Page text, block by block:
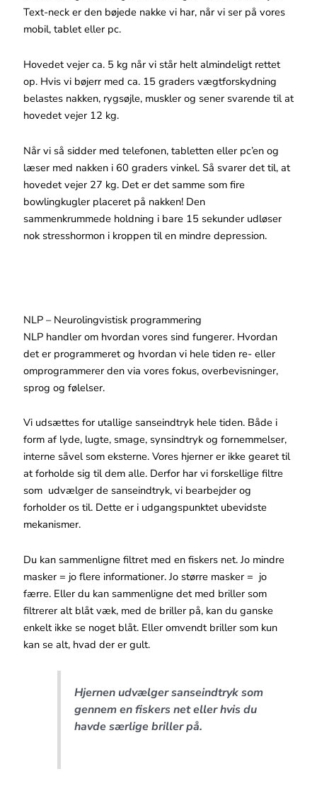
Text-neck er den bøjede nakke vi har, når vi ser på vores
mobil, tablet eller pc.
Hovedet vejer ca. 5 kg når vi står helt almindeligt rettet
op. Hvis vi bøjerr med ca. 15 graders vægtforskydning
belastes nakken, rygsøjle, muskler og sener svarende til at
hovedet vejer 12 kg.
Når vi så sidder med telefonen, tabletten eller pc’en og
læser med nakken i 60 graders vinkel. Så svarer det til, at
hovedet vejer 27 kg. Det er det samme som fire
bowlingkugler placeret på nakken! Den
sammenkrummede holdning i bare 15 sekunder udløser
nok stresshormon i kroppen til en mindre depression.
NLP – Neurolingvistisk programmering
NLP handler om hvordan vores sind fungerer. Hvordan
det er programmeret og hvordan vi hele tiden re- eller
omprogrammerer den via vores fokus, overbevisninger,
sprog og følelser.
Vi udsættes for utallige sanseindtryk hele tiden. Både i
form af lyde, lugte, smage, synsindtryk og fornemmelser,
interne såvel som eksterne. Vores hjerner er ikke gearet til
at forholde sig til dem alle. Derfor har vi forskellige filtre
som udvælger de sanseindtryk, vi bearbejder og
forholder os til. Dette er i udgangspunktet ubevidste
mekanismer.
Du kan sammenligne filtret med en fiskers net. Jo mindre
masker = jo flere informationer. Jo større masker = jo
færre. Eller du kan sammenligne det med briller som
filtrerer alt blåt væk, med de briller på, kan du ganske
enkelt ikke se noget blåt. Eller omvendt briller som kun
kan se alt, hvad der er gult.
Hjernen udvælger sanseindtryk som
gennem en fiskers net eller hvis du
havde særlige briller på.